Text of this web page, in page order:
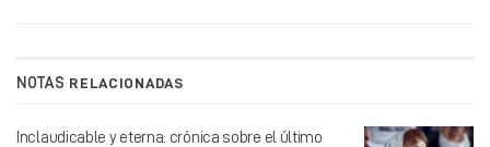
NOTAS RELACIONADAS
Inclaudicable y eterna: crónica sobre el último